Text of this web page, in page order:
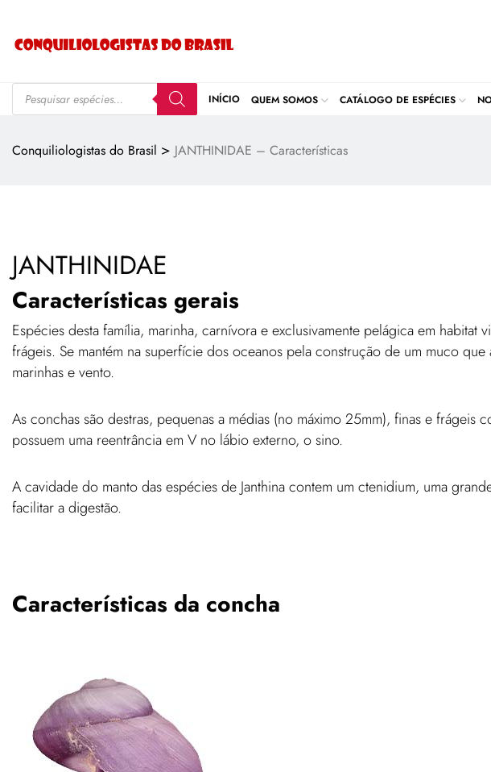
INÍCIO QUEM SOMOS CATÁLOGO DE ESPÉCIES
Conquiliologistas do Brasil > JANTHINIDAE – Características
JANTHINIDAE
Características gerais
Espécies desta família, marinha, carnívora e exclusivamente pelágica em
frágeis. Se mantém na superfície dos oceanos pela construção de um muco
marinhas e vento.
As conchas são destras, pequenas a médias (no máximo 25mm), finas e
possuem uma reentrância em V no lábio externo, o sino.
A cavidade do manto das espécies de Janthina contem um ctenidium, uma
facilitar a digestão.
Características da concha